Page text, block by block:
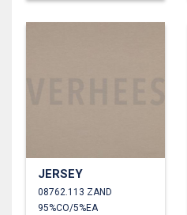
JERSEY
08762.113 ZAND
95%CO/5%EA